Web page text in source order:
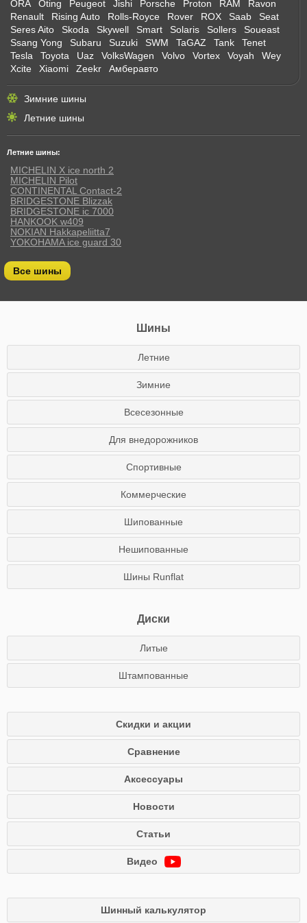
ORA Oting Peugeot Jishi Porsche Proton RAM
Ravon
Renault
Rising Auto Rolls-Royce Rover ROX Saab
Seat
Seres Aito
Skoda Skywell Smart Solaris Sollers
Soueast
Ssang Yong
Subaru Suzuki SWM TaGAZ Tank
Tenet
Tesla
Toyota Uaz VolksWagen Volvo Vortex Voyah
Wey
Xcite
Xiaomi Zeekr Амберавто
Зимние шины
Летние шины
Летние шины:
MICHELIN X ice north 2
MICHELIN Pilot
CONTINENTAL Contact-2
BRIDGESTONE Blizzak
BRIDGESTONE ic 7000
HANKOOK w409
NOKIAN Hakkapeliitta7
YOKOHAMA ice guard 30
Все шины
Шины
Летние
Зимние
Всесезонные
Для внедорожников
Спортивные
Коммерческие
Шипованные
Нешипованные
Шины Runflat
Диски
Литые
Штампованные
Скидки и акции
Сравнение
Аксессуары
Новости
Статьи
Видео
Шинный калькулятор